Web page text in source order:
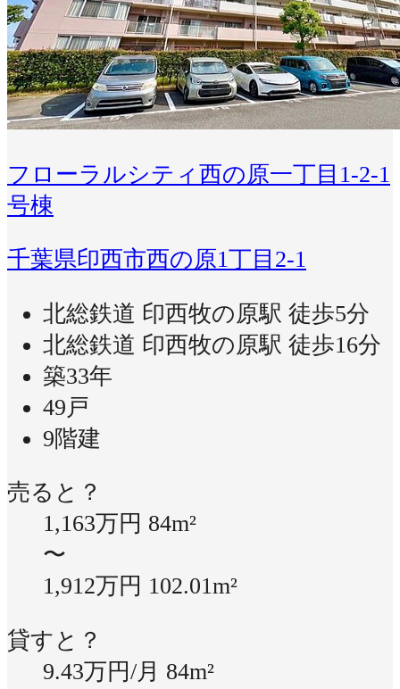
フローラルシティ西の原一丁目1-2-1
号棟
千葉県印西市西の原1丁目2-1
北総鉄道 印西牧の原駅 徒歩5分
北総鉄道 印西牧の原駅 徒歩16分
築33年
49戸
9階建
売ると？
1,163万円 84m²
〜
1,912万円 102.01m²
貸すと？
9.43万円/月 84m²